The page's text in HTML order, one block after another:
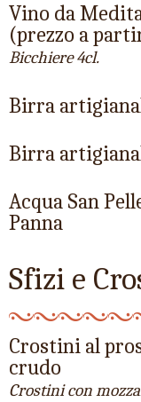
Vino da
(prezzo a
Bicchiere 4cl.
Birra
Birra
Acqua San
Panna
Sfizi e
Crostini al
crudo
Crostini con